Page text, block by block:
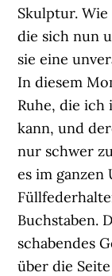
Skulptur.
die sich nun
sie eine
In diesem
Ruhe, die
kann, und
nur schwer
es im
Buchstaben.
schabendes
über die